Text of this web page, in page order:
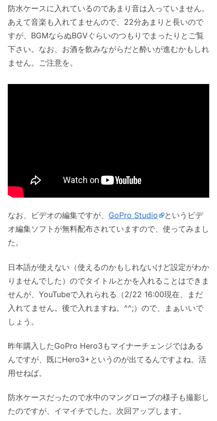
防水ケースに入れているのであまり音は入っていません。
あえて音楽も入れてませんので、22分あまりと長いので
すが、BGMならぬBGVぐらいのつもりでまったりとご覧
下さい。なお、お酒を飲みながらだと酔いが進むかもしれ
ません。ご注意を。
なお、ビデオの編集ですが、 GoPro Studio
というビデ
オ編集ソフトが無料配布されていますので、使ってみまし
た。
日本語が使えない（使えるのかもしれないけど設定がわか
りませんでした）のでタイトルとかを入れることはできま
せんが、YouTubeで入れられる（2/22 16:00現在、まだ
入れてません。後で入れますね。^^;）ので、まぁいいで
しょう。
昨年購入したGoPro Hero3もマイナーチェンジではある
んですが、既にHero3+というのが出てるんですよね。活
用せねば。
防水ケースだったので水中のマングローブの様子も撮影し
たのですが、イマイチでした。次回アップします。